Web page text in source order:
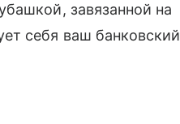
завязанной на
себя ваш банковский